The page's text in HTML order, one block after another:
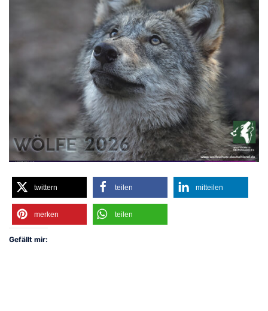
twittern teilen mitteilen
merken teilen
Gefällt mir: